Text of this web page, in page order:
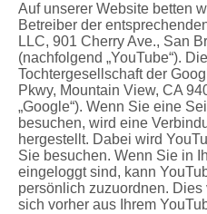
Auf unserer Website betten
Betreiber der
LLC, 901 Cherry Ave., San
(nachfolgend „YouTube“).
Tochtergesellschaft der
Pkwy, Mountain View, CA
„Google“). Wenn Sie eine
besuchen, wird eine
hergestellt. Dabei wird
Sie besuchen. Wenn Sie in
eingeloggt sind, kann
persönlich zuzuordnen.
sich vorher aus Ihrem